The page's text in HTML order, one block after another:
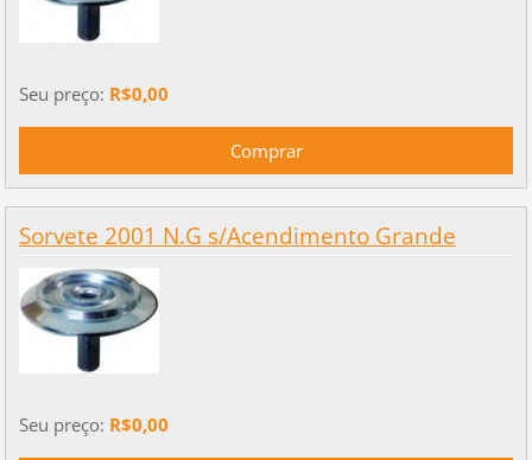
Seu preço: R$0,00
Sorvete 2001 N.G s/Acendimento Grande
Seu preço: R$0,00